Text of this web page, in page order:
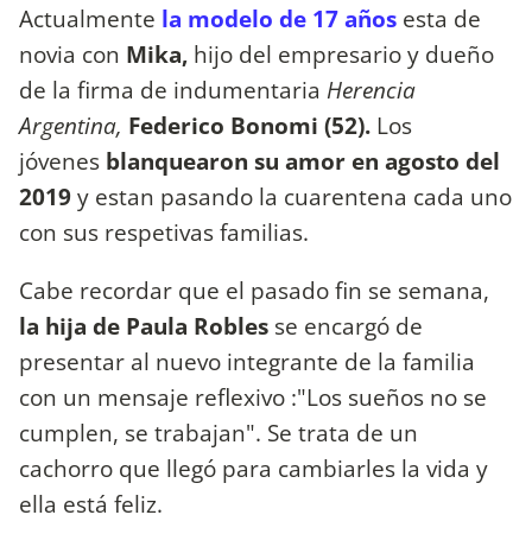
Actualmente la modelo de 17 años esta de
novia con Mika, hijo del empresario y dueño
de la firma de indumentaria Herencia
Argentina, Federico Bonomi (52). Los
jóvenes blanquearon su amor en agosto del
2019y estan pasando la cuarentena cada uno
con sus respetivas familias.
Cabe recordar que el pasado fin se semana,
la hija de Paula Robles se encargó de
presentar al nuevo integrante de la familia
con un mensaje reflexivo :"Los sueños no se
cumplen, se trabajan". Se trata de un
cachorro que llegó para cambiarles la vida y
ella está feliz.